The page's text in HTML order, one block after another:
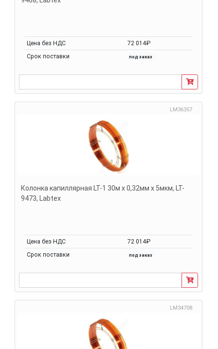
Цена без НДС
72 014₽
Срок поставки
под заказ
LM36357
Колонка капиллярная LT-1 30м х 0,32мм х 5мкм, LT-
9473, Labtex
Цена без НДС
72 014₽
Срок поставки
под заказ
LM34708